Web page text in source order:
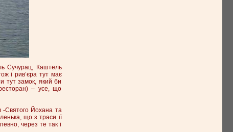
Сучурац, Каштель
і рив’єра тут має
тут замок, який би
ресторан) – усе, що
-Святого Йохана та
що з траси її
через те так і